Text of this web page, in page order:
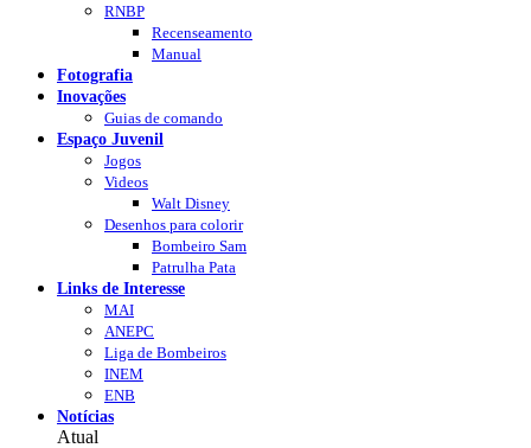
RNBP
Recenseamento
Manual
Fotografia
Inovações
Guias de comando
Espaço Juvenil
Jogos
Videos
Walt Disney
Desenhos para colorir
Bombeiro Sam
Patrulha Pata
Links de Interesse
MAI
ANEPC
Liga de Bombeiros
INEM
ENB
Notícias
Atual